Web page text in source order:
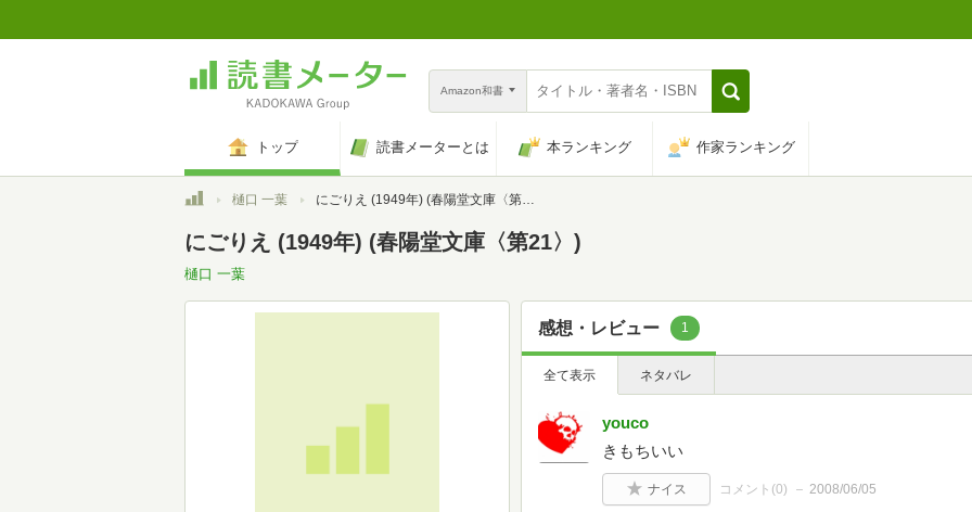
Amazon和書
トップ 読書メーターとは 本ランキング 作家ランキング
トップ樋口 一葉 にごりえ (1949年) (春陽堂文庫〈第21〉)
にごりえ (1949年) (春陽堂文庫〈第21〉)
樋口 一葉
感想・レビュー 1
全て表示 ネタバレ
youco
きもちいい
ナイス コメント(0) 2008/06/05